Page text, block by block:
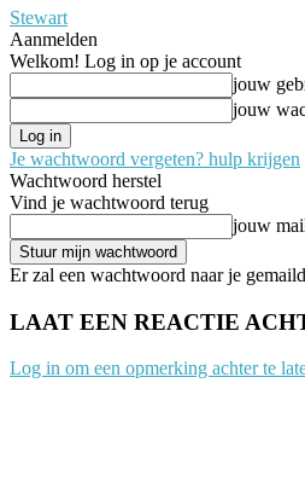
Stewart
Aanmelden
Welkom! Log in op je account
jouw
jouw
Je wachtwoord vergeten? hulp krijgen
Wachtwoord herstel
Vind je wachtwoord terug
jouw
Er zal een wachtwoord naar je
LAAT EEN REACTIE
Log in om een opmerking achter te